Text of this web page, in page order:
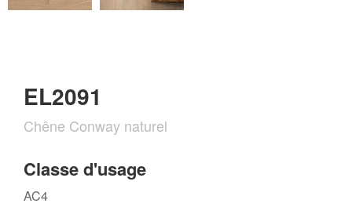
EL2091
Chêne Conway naturel
Classe d'usage
AC4